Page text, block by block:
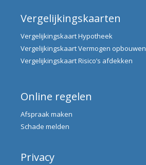
Vergelijkingskaarten
Vergelijkingskaart Hypotheek
Vergelijkingskaart Vermogen opbouwen
Vergelijkingskaart Risico’s afdekken
Online regelen
Afspraak maken
Schade melden
Privacy